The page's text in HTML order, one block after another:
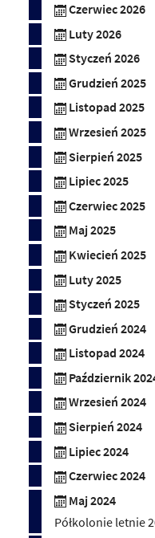
Czerwiec 2026
Luty 2026
Styczeń 2026
Grudzień 2025
Listopad 2025
Wrzesień 2025
Sierpień 2025
Lipiec 2025
Czerwiec 2025
Maj 2025
Kwiecień 2025
Luty 2025
Styczeń 2025
Grudzień 2024
Listopad 2024
Październik
Wrzesień 2024
Sierpień 2024
Lipiec 2024
Czerwiec 2024
Maj 2024
Półkolonie letnie